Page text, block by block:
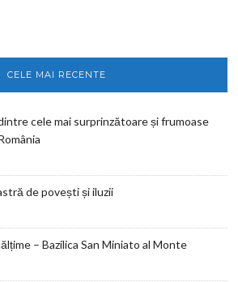
CELE MAI RECENTE
cele mai surprinzătoare și frumoase
de povești și iluzii
– Bazilica San Miniato al Monte